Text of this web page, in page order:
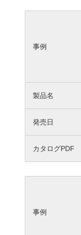
事例
製品名
発売日
カタログPDF
事例